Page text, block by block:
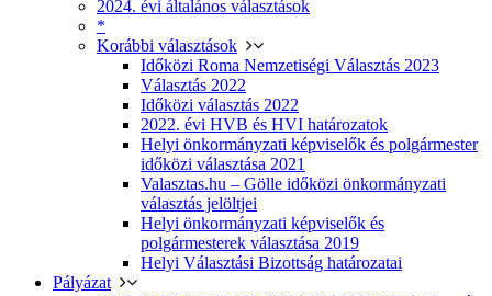
2024. évi általános választások
*
Korábbi választások
Időközi Roma Nemzetiségi Választás 2023
Választás 2022
Időközi választás 2022
2022. évi HVB és HVI határozatok
Helyi önkormányzati képviselők és polgármester
időközi választása 2021
Valasztas.hu – Gölle időközi önkormányzati
választás jelöltjei
Helyi önkormányzati képviselők és
polgármesterek választása 2019
Helyi Választási Bizottság határozatai
Pályázat